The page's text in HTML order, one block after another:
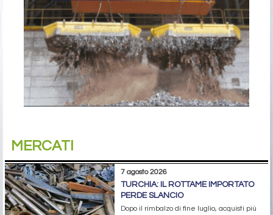
MERCATI
7 agosto 2026
TURCHIA: IL ROTTAME IMPORTATO
PERDE SLANCIO
Dopo il rimbalzo di fine luglio, acquisti più